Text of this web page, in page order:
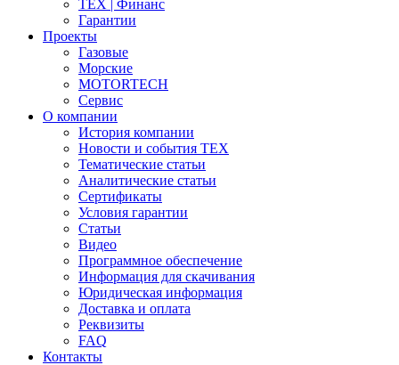
ТЕХ | Финанс
Гарантии
Проекты
Газовые
Морские
MOTORTECH
Сервис
О компании
История компании
Новости и события ТЕХ
Тематические статьи
Аналитические статьи
Сертификаты
Условия гарантии
Статьи
Видео
Программное обеспечение
Информация для скачивания
Юридическая информация
Доставка и оплата
Реквизиты
FAQ
Контакты